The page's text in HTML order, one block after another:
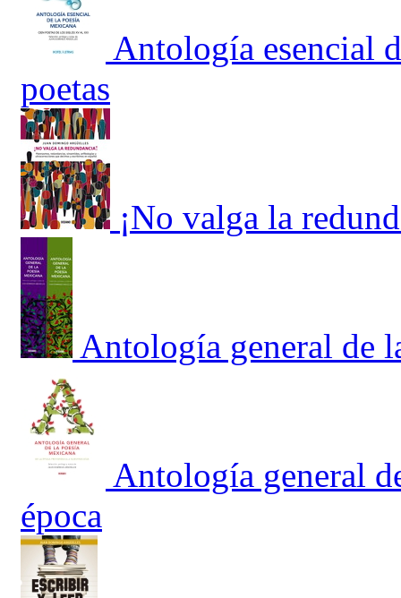
Antología esencial
poetas
¡No valga la
Antología general de
Antología general
época